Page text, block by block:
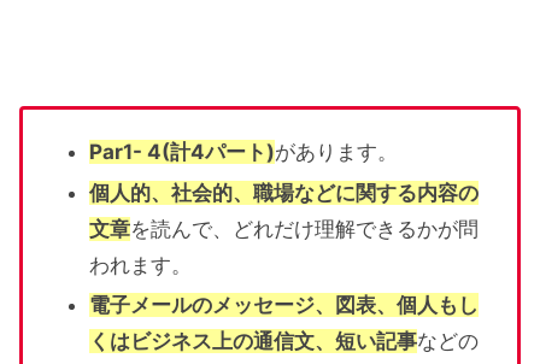
Par1- 4(計4パート)があります。
個人的、社会的、職場などに関する内容の
文章を読んで、どれだけ理解できるかが問
われます。
電子メールのメッセージ、図表、個人もし
くはビジネス上の通信文、短い記事などの